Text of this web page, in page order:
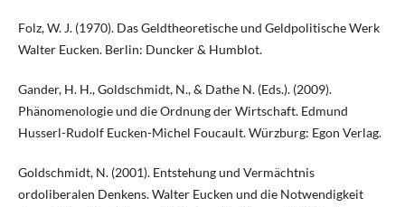
Folz, W. J. (1970). Das Geldtheoretische und Geldpolitische Werk
Walter Eucken. Berlin: Duncker & Humblot.
Gander, H. H., Goldschmidt, N., & Dathe N. (Eds.). (2009).
Phänomenologie und die Ordnung der Wirtschaft. Edmund
Husserl-Rudolf Eucken-Michel Foucault. Würzburg: Egon Verlag.
Goldschmidt, N. (2001). Entstehung und Vermächtnis
ordoliberalen Denkens. Walter Eucken und die Notwendigkeit